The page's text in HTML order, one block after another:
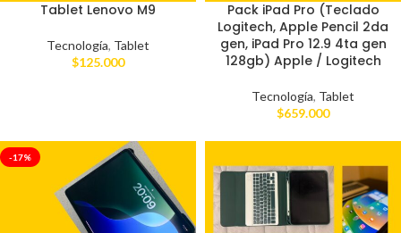
Tablet Lenovo M9
Tecnología, Tablet
$125.000
Pack iPad Pro (Teclado
Logitech, Apple Pencil 2da
gen, iPad Pro 12.9 4ta gen
128gb) Apple / Logitech
Tecnología, Tablet
$659.000
-17%